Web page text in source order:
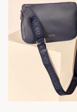
Tulln
Tuttlingen
Wien Hietzing